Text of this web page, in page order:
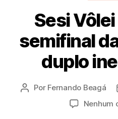
Sesi
semifinal
duplo
Autor
Por Fernando Beagá
Nenhum